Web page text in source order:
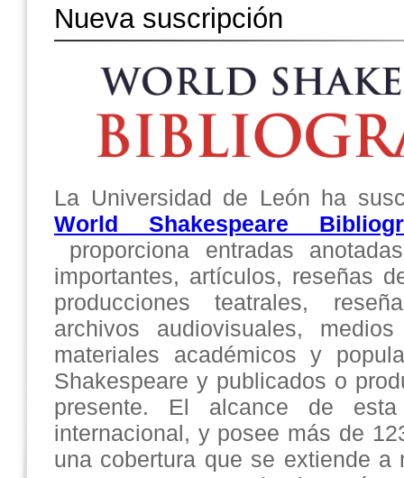
Nueva suscripción
La Universidad de León ha
World Shakespeare
proporciona entradas
importantes, artículos, reseñas
producciones teatrales,
archivos audiovisuales,
materiales académicos y
Shakespeare y publicados o
presente. El alcance de
internacional, y posee más de
una cobertura que se extiende